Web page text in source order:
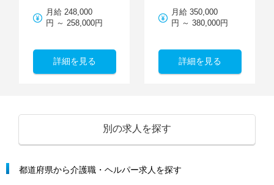
月給 248,000
円 ～ 258,000円
詳細を見る
月給 350,000
円 ～ 380,000円
詳細を見る
別の求人を探す
都道府県から介護職・ヘルパー求人を探す